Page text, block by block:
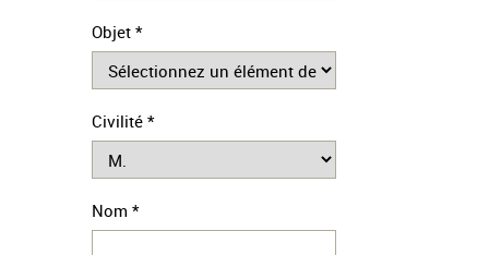
Objet *
Civilité *
Nom *